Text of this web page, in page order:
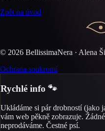
Zpět na úvod
© 2026 BellissimaNera · Alena
Ochrana soukromí
Rychlé info 🐾
Ukládáme si pár drobností (jako
vám web pěkně zobrazuje.
neprodáváme. Čestné psí.